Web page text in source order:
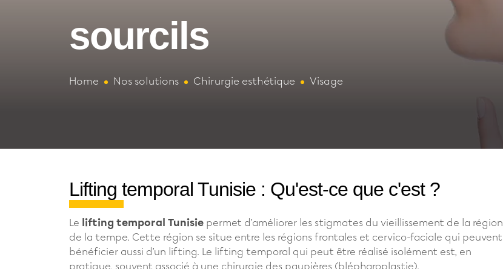
sourcils
Home Nos solutions Chirurgie esthétique Visage
Lifting temporal Tunisie : Qu'est-ce que c'est ?
Le lifting temporal Tunisie permet d’améliorer les stigmates du vieillissement de la région
de la tempe. Cette région se situe entre les régions frontales et cervico-faciale qui peuvent
bénéficier aussi d’un lifting. Le lifting temporal qui peut être réalisé isolément est, en
pratique, souvent associé à une chirurgie des paupières (blépharoplastie).